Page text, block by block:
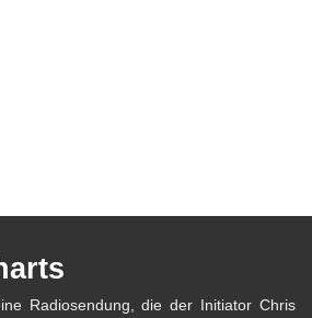
Radiosendung, die der Initiator Chris